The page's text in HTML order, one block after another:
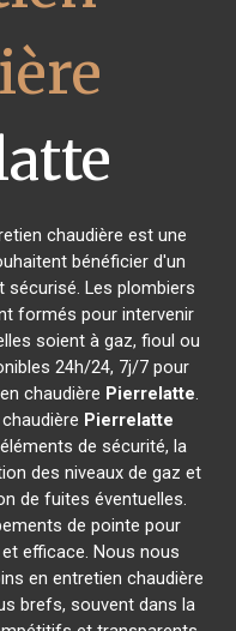
chaudière est une
bénéficier d'un
Les plombiers
formés pour intervenir
soient à gaz, fioul ou
24h/24, 7j/7 pour
chaudière Pierrelatte.
Pierrelatte
de sécurité, la
des niveaux de gaz et
de fuites éventuelles.
de pointe pour
efficace. Nous nous
en entretien chaudière
brefs, souvent dans la